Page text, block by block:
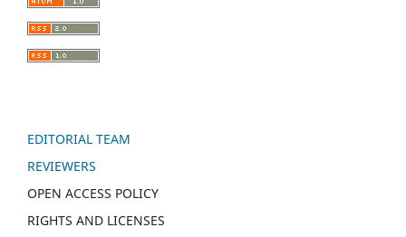
EDITORIAL TEAM
REVIEWERS
OPEN ACCESS POLICY
RIGHTS AND LICENSES